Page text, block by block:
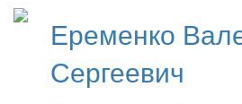
Еременко
Сергеевич